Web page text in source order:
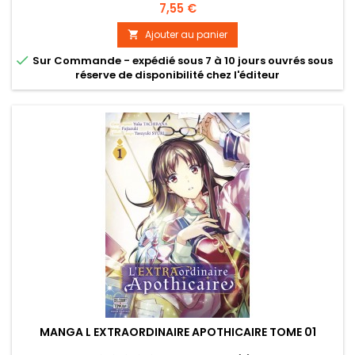
Prix
7,55 €
 Ajouter au panier
 Sur Commande - expédié sous 7 à 10 jours ouvrés sous
réserve de disponibilité chez l'éditeur
MANGA L EXTRAORDINAIRE APOTHICAIRE TOME 01